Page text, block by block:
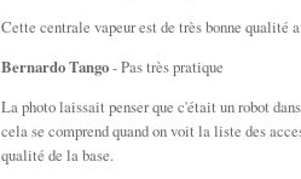
Cette centrale vapeur est de très bonne
Bernardo Tango- Pas très pratique
La photo laissait penser que c'était un robot
cela se comprend quand on voit la liste des
qualité de la base.